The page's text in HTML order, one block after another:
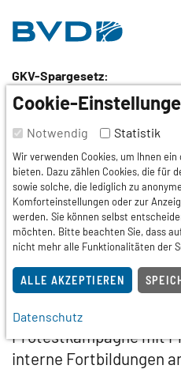
GKV-Spargesetz:
MEDI startet
Protestaktion
interne
Stuttgart 03.06.2026 Hautarztnews
Die fachübergreifenden
GENO Deutschland und
Württemberg haben
Protestkampagne mit
interne Fortbildungen
Cookie-
Notwendig Statistik
Wir verwenden Cookies, um Ihnen
bieten. Dazu zählen Cookies, die für
sowie solche, die lediglich zu
Komforteinstellungen oder zur
werden. Sie können selbst
möchten. Bitte beachten Sie, dass
nicht mehr alle Funktionalitäten der
ALLE AKZEPTIEREN
Datenschutz